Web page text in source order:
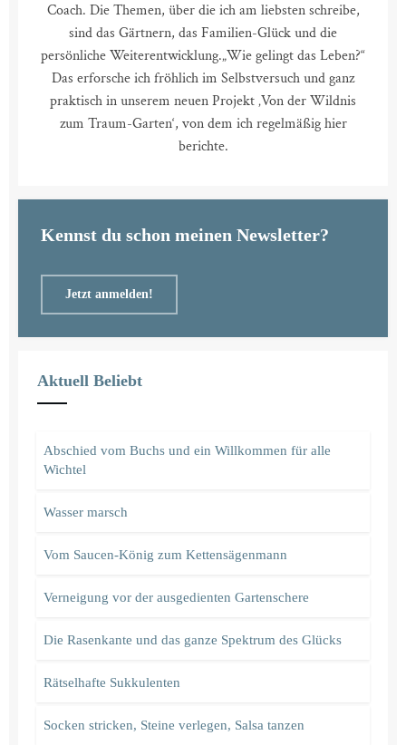
Coach. Die Themen, über die ich am liebsten schreibe,
sind das Gärtnern, das Familien-Glück und die
persönliche Weiterentwicklung.„Wie gelingt das Leben?“
Das erforsche ich fröhlich im Selbstversuch und ganz
praktisch in unserem neuen Projekt ‚Von der Wildnis
zum Traum-Garten‘, von dem ich regelmäßig hier
berichte.
Kennst du schon meinen Newsletter?
Jetzt anmelden!
Aktuell Beliebt
Abschied vom Buchs und ein Willkommen für alle
Wichtel
Wasser marsch
Vom Saucen-König zum Kettensägenmann
Verneigung vor der ausgedienten Gartenschere
Die Rasenkante und das ganze Spektrum des Glücks
Rätselhafte Sukkulenten
Socken stricken, Steine verlegen, Salsa tanzen